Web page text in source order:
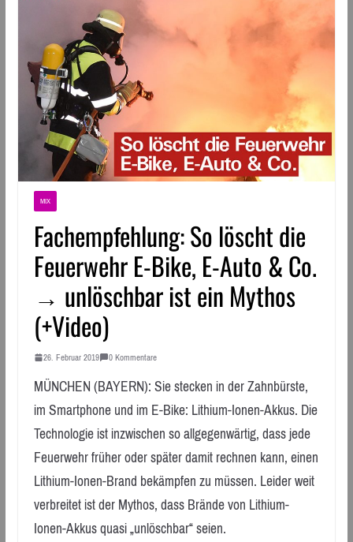
MIX
Fachempfehlung: So löscht die
Feuerwehr E-Bike, E-Auto & Co.
→ unlöschbar ist ein Mythos
(+Video)
26. Februar 2019 0 Kommentare
MÜNCHEN (BAYERN): Sie stecken in der Zahnbürste,
im Smartphone und im E-Bike: Lithium-Ionen-Akkus. Die
Technologie ist inzwischen so allgegenwärtig, dass jede
Feuerwehr früher oder später damit rechnen kann, einen
Lithium-Ionen-Brand bekämpfen zu müssen. Leider weit
verbreitet ist der Mythos, dass Brände von Lithium-
Ionen-Akkus quasi „unlöschbar“ seien.